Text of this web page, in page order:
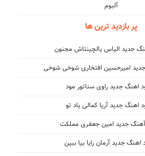
آلبوم
پر بازدید ترین ها
جدید الیاس یالچینتاش مجنون
جدید امیرحسین افتخاری شوخی شوخی
اهنگ جدید راوی سناتور مود
اهنگ جدید آریا کمالی یاد تو
آهنگ جدید امین جعفری مملکت
اهنگ جدید آرمان رایا بیا ببین